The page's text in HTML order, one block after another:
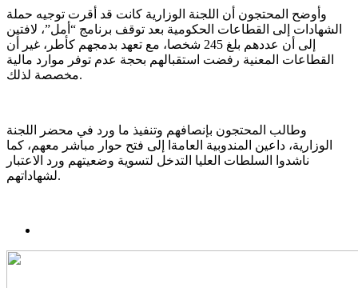
وأوضح المحتجون أن اللجنة الوزارية كانت قد أقرت توجيه حملة
الشهادات إلى القطاعات الحكومية بعد توقف برنامج “أمل”، لافتين
إلى أن عددهم بلغ 245 شخصا، مع تعهد بدمجهم كأطر، غير أن
القطاعات المعنية رفضت استقبالهم بحجة عدم توفر موارد مالية
مخصصة لذلك.
وطالب المحتجون بإنصافهم وتنفيذ ما ورد في محضر اللجنة
الوزارية، داعين المندوبية العامةا إلى فتح حوار مباشر معهم، كما
ناشدوا السلطات العليا التدخل لتسوية وضعيتهم ورد الاعتبار
لشهاداتهم.